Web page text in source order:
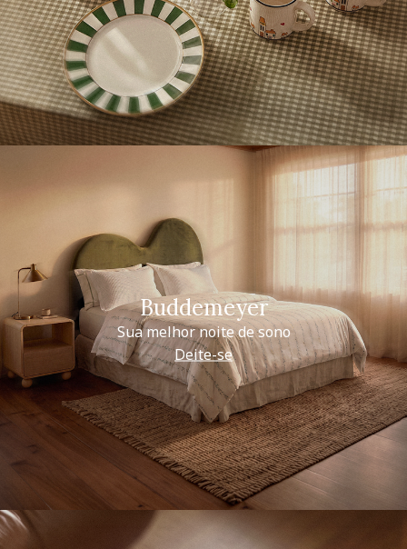
Buddemeyer
Sua melhor noite de sono
Deite-se